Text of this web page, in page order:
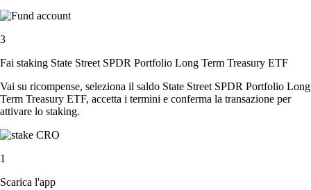
3
Fai staking State Street SPDR Portfolio Long Term Treasury ETF
Vai su ricompense, seleziona il saldo State Street SPDR Portfolio Long
Term Treasury ETF, accetta i termini e conferma la transazione per
attivare lo staking.
1
Scarica l'app